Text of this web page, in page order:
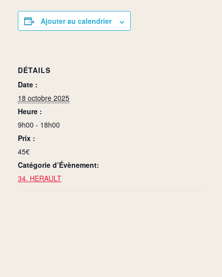
Ajouter au calendrier
DÉTAILS
Date :
18 octobre 2025
Heure :
9h00 - 18h00
Prix :
45€
Catégorie d’Évènement:
34. HERAULT